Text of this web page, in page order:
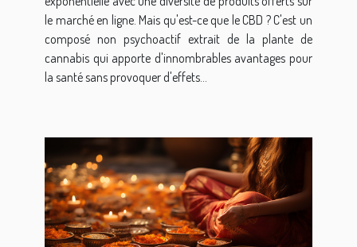
le marché en ligne. Mais qu'est-ce que le CBD ? C'est un
composé non psychoactif extrait de la plante de
cannabis qui apporte d'innombrables avantages pour
la santé sans provoquer d'effets...